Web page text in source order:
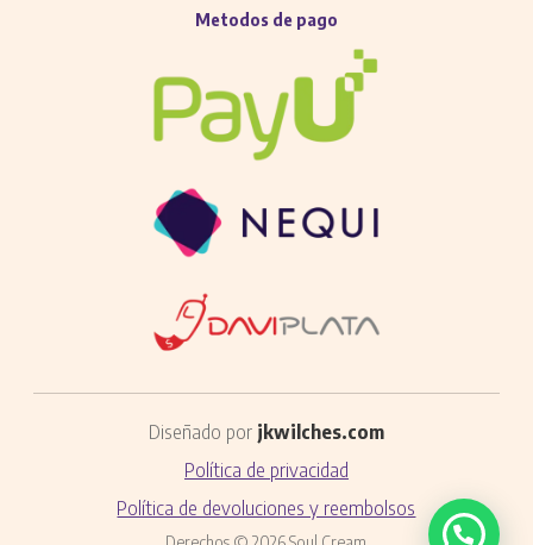
Metodos de pago
Diseñado por jkwilches.com
Política de privacidad
Política de devoluciones y reembolsos